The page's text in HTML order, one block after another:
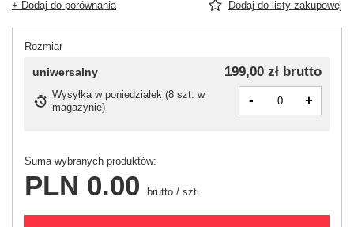
+ Dodaj do porównania Dodaj do listy zakupowej
Rozmiar
uniwersalny 199,00 zł brutto
Wysyłka w poniedziałek (8 szt. w
magazynie) - +
Suma wybranych produktów:
PLN 0.00 brutto / szt.